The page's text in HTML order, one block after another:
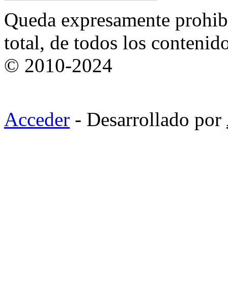
Queda expresamente
total, de todos los
© 2010-2024
Acceder - Desarrollado por